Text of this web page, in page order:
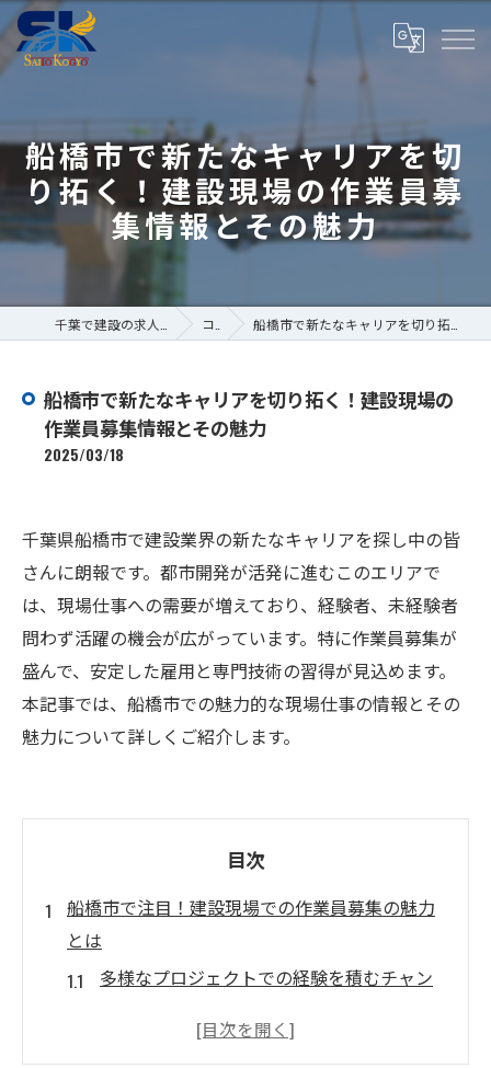
船橋市で新たなキャリアを切
り拓く！建設現場の作業員募
集情報とその魅力
コラム 船橋市で新たなキャリアを切り拓く！建設現場の作業員募集情報とその魅力
船橋市で新たなキャリアを切り拓く！建設現場の
作業員募集情報とその魅力
2025/03/18
千葉県船橋市で建設業界の新たなキャリアを探し中の皆
さんに朗報です。都市開発が活発に進むこのエリアで
は、現場仕事への需要が増えており、経験者、未経験者
問わず活躍の機会が広がっています。特に作業員募集が
盛んで、安定した雇用と専門技術の習得が見込めます。
本記事では、船橋市での魅力的な現場仕事の情報とその
魅力について詳しくご紹介します。
目次
船橋市で注目！建設現場での作業員募集の魅力
とは
多様なプロジェクトでの経験を積むチャン
地域社会への貢献とやりがい